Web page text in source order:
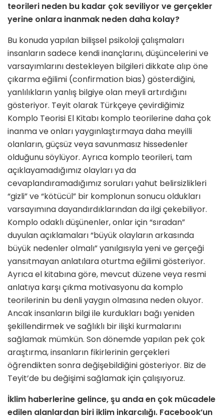
teorileri neden bu kadar çok seviliyor ve gerçekler
yerine onlara inanmak neden daha kolay?
Bu konuda yapılan bilişsel psikoloji çalışmaları
insanların sadece kendi inançlarını, düşüncelerini ve
varsayımlarını destekleyen bilgileri dikkate alıp öne
çıkarma eğilimi (confirmation bias) gösterdiğini,
yanlılıkların yanlış bilgiye olan meyli artırdığını
gösteriyor. Teyit olarak Türkçeye çevirdiğimiz
Komplo Teorisi El Kitabı komplo teorilerine daha çok
inanma ve onları yaygınlaştırmaya daha meyilli
olanların, güçsüz veya savunmasız hissedenler
olduğunu söylüyor. Ayrıca komplo teorileri, tam
açıklayamadığımız olayları ya da
cevaplandıramadığımız soruları yahut belirsizlikleri
“gizli” ve “kötücül” bir komplonun sonucu oldukları
varsayımına dayandırdıklarından da ilgi çekebiliyor.
Komplo odaklı düşünenler, onlar için “sıradan”
duyulan açıklamaları “büyük olayların arkasında
büyük nedenler olmalı” yanılgısıyla yeni ve gerçeği
yansıtmayan anlatılara oturtma eğilimi gösteriyor.
Ayrıca el kitabına göre, mevcut düzene veya resmi
anlatıya karşı çıkma motivasyonu da komplo
teorilerinin bu denli yaygın olmasına neden oluyor.
Ancak insanların bilgi ile kurdukları bağı yeniden
şekillendirmek ve sağlıklı bir ilişki kurmalarını
sağlamak mümkün. Son dönemde yapılan pek çok
araştırma, insanların fikirlerinin gerçekleri
öğrendikten sonra değişebildiğini gösteriyor. Biz de
Teyit’de bu değişimi sağlamak için çalışıyoruz.
İklim haberlerine gelince, şu anda en çok mücadele
edilen alanlardan biri iklim inkarcılığı. Facebook’un